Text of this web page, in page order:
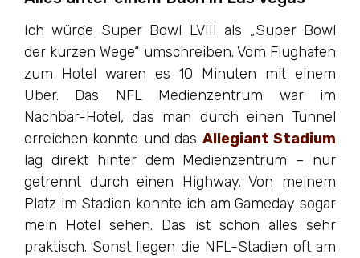
Ich würde Super Bowl LVIII als „Super Bowl
der kurzen Wege“ umschreiben. Vom Flughafen
zum Hotel waren es 10 Minuten mit einem
Uber. Das NFL Medienzentrum war im
Nachbar-Hotel, das man durch einen Tunnel
erreichen konnte und das Allegiant Stadium
lag direkt hinter dem Medienzentrum – nur
getrennt durch einen Highway. Von meinem
Platz im Stadion konnte ich am Gameday sogar
mein Hotel sehen. Das ist schon alles sehr
praktisch. Sonst liegen die NFL-Stadien oft am